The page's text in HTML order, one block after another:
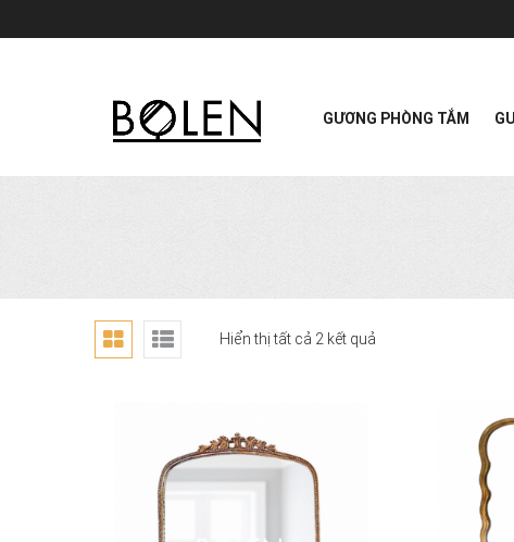
GƯƠNG PHÒNG TẮM
Hiển thị tất cả 2 kết quả